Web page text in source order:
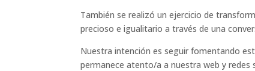
También se realizó un ejercicio de
precioso e igualitario a través de una
Nuestra intención es seguir fomentando
permanece atento/a a nuestra web y redes